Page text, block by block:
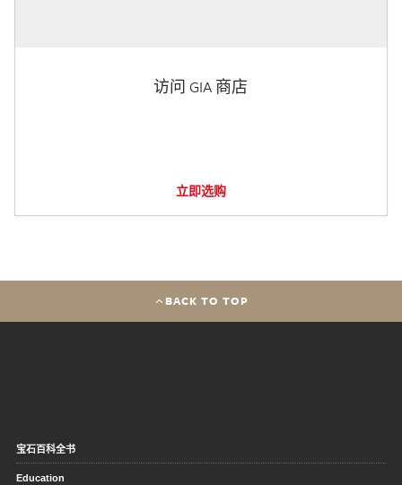
访问 GIA 商店
立即选购
BACK TO TOP
宝石百科全书
Education